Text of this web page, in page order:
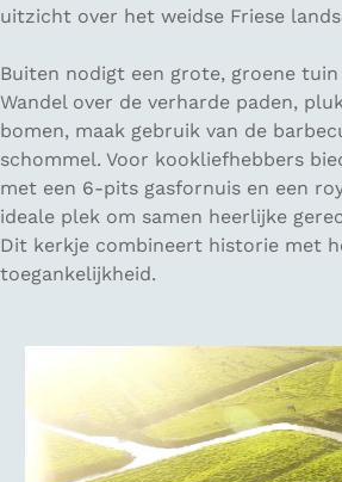
uitzicht over het weidse Friese
Buiten nodigt een grote, groene
Wandel over de verharde paden,
bomen, maak gebruik van de
schommel. Voor kookliefhebbers
met een 6-pits gasfornuis en een
ideale plek om samen heerlijke
Dit kerkje combineert historie met
toegankelijkheid.